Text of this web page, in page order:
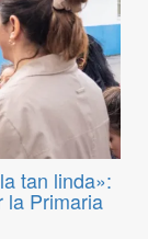
tan linda»:
la Primaria